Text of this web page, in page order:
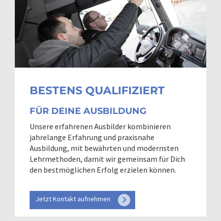
BESTENS QUALIFIZIERT
FÜR DEINE AUSBILDUNG
Unsere erfahrenen Ausbilder kombinieren
jahrelange Erfahrung und praxisnahe
Ausbildung, mit bewährten und modernsten
Lehrmethoden, damit wir gemeinsam für Dich
den bestmöglichen Erfolg erzielen können.
Jetzt Kontakt aufnehmen keyboard_arrow_right